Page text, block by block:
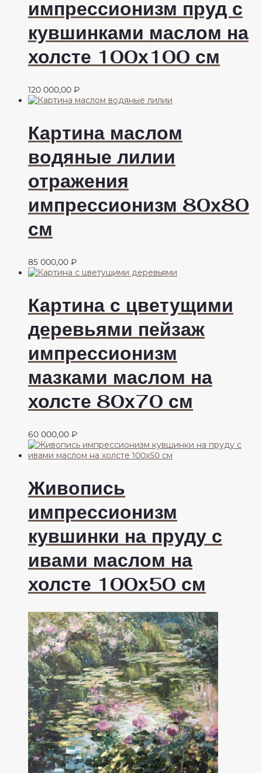
импрессионизм пруд с
кувшинками маслом на
холсте 100х100 см
120 000,00 ₽
Картина маслом
водяные лилии
отражения
импрессионизм 80х80
см
85 000,00 ₽
Картина с цветущими
деревьями пейзаж
импрессионизм
мазками маслом на
холсте 80х70 см
60 000,00 ₽
Живопись
импрессионизм
кувшинки на пруду с
ивами маслом на
холсте 100х50 см